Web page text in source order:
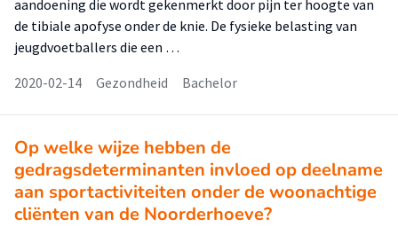
aandoening die wordt gekenmerkt door pijn ter hoogte van
de tibiale apofyse onder de knie. De fysieke belasting van
jeugdvoetballers die een …
2020-02-14
Gezondheid Bachelor
Op welke wijze hebben de
gedragsdeterminanten invloed op deelname
aan sportactiviteiten onder de woonachtige
cliënten van de Noorderhoeve?